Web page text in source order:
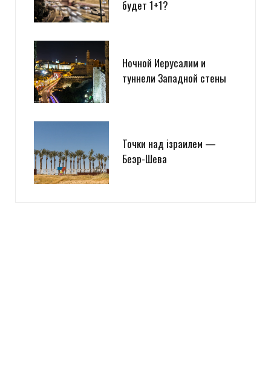
будет 1+1?
Ночной Иерусалим и
туннели Западной стены
Точки над iзраилем —
Беэр-Шева